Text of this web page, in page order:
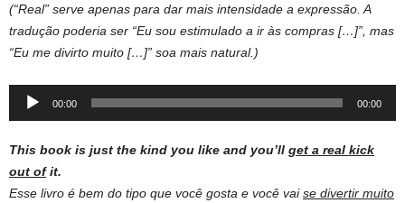
(“Real” serve apenas para dar mais intensidade a expressão. A
tradução poderia ser “Eu sou estimulado a ir às compras […]”, mas
“Eu me divirto muito […]” soa mais natural.)
Audio
00:00 00:00
This book is just the kind you like and you’ll get a real kick
out ofit.
Esse livro é bem do tipo que você gosta e você vaise divertir muito